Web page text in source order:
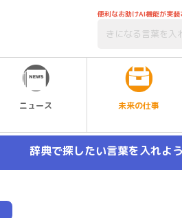
便利なお助けAI機能が実装
ニュース 未来の仕事
辞典で探したい言葉を入れよう